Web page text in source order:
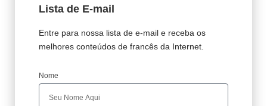
Lista de E-mail
Entre para nossa lista de e-mail e receba os
melhores conteúdos de francês da Internet.
Nome